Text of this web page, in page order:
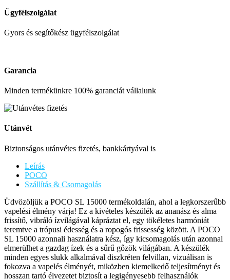
Ügyfélszolgálat
Gyors és segítőkész ügyfélszolgálat
Garancia
Minden termékünkre 100% garanciát vállalunk
Utánvét
Biztonságos utánvétes fizetés, bankkártyával is
Leírás
POCO
Szállítás & Csomagolás
Üdvözöljük a POCO SL 15000 termékoldalán, ahol a legkorszerűbb
vapelési élmény várja! Ez a kivételes készülék az ananász és alma
frissítő, vibráló ízvilágával kápráztat el, egy tökéletes harmóniát
teremtve a trópusi édesség és a ropogós frissesség között. A POCO
SL 15000 azonnali használatra kész, így kicsomagolás után azonnal
elmerülhet a gazdag ízek és a sűrű gőzök világában. A készülék
minden egyes slukk alkalmával diszkréten felvillan, vizuálisan is
fokozva a vapelés élményét, miközben kiemelkedő teljesítményt és
hosszan tartó élvezetet biztosít a legigényesebb felhasználók